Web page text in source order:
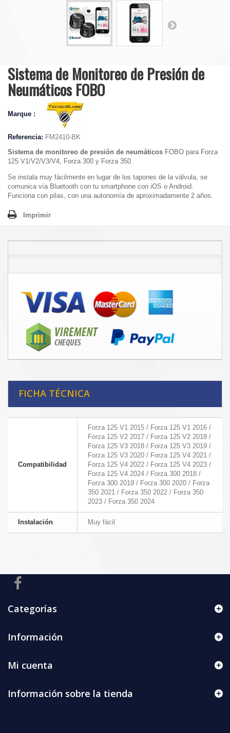
Sistema de Monitoreo de Presión de
Neumáticos FOBO
Marque :
Referencia: FM2410-BK
Sistema de monitoreo de presión de neumáticos FOBO para Forza
125 V1/V2/V3/V4, Forza 300 y Forza 350.
Se instala muy fácilmente en lugar de los tapones de la válvula, se
comunica vía Bluetooth con tu smartphone con iOS o Android.
Funciona con pilas, con una autonomía de aproximadamente 2 años.
Imprimir
FICHA TÉCNICA
Compatibilidad
Forza 125 V1 2015 / Forza 125 V1 2016 /
Forza 125 V2 2017 / Forza 125 V2 2018 /
Forza 125 V3 2018 / Forza 125 V3 2019 /
Forza 125 V3 2020 / Forza 125 V4 2021 /
Forza 125 V4 2022 / Forza 125 V4 2023 /
Forza 125 V4 2024 / Forza 300 2018 /
Forza 300 2019 / Forza 300 2020 / Forza
350 2021 / Forza 350 2022 / Forza 350
2023 / Forza 350 2024
Instalación Muy fácil
Categorías
Información
Mi cuenta
Información sobre la tienda